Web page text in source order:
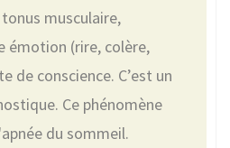
musculaire,
émotion (rire, colère,
de conscience. C’est un
Ce phénomène
du sommeil.